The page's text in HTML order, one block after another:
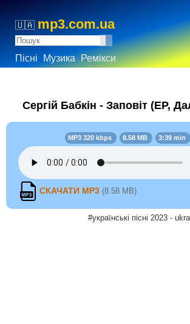
🇺🇦 mp3.com.ua
Пісні Музика Ремікси
Сергій Бабкін - Заповіт (EP,
MP3 320 kbps 8.58 MB 3:39 min
СКАЧАТИ MP3 (8.58 MB)
#українські пісні 2023 -